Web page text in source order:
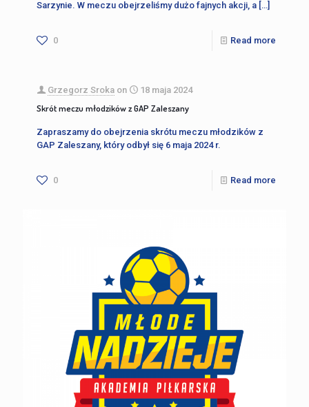
Sarzynie. W meczu obejrzeliśmy dużo fajnych akcji, a […]
0 Read more
Grzegorz Sroka on 18 maja 2024
Skrót meczu młodzików z GAP Zaleszany
Zapraszamy do obejrzenia skrótu meczu młodzików z
GAP Zaleszany, który odbył się 6 maja 2024 r.
0 Read more